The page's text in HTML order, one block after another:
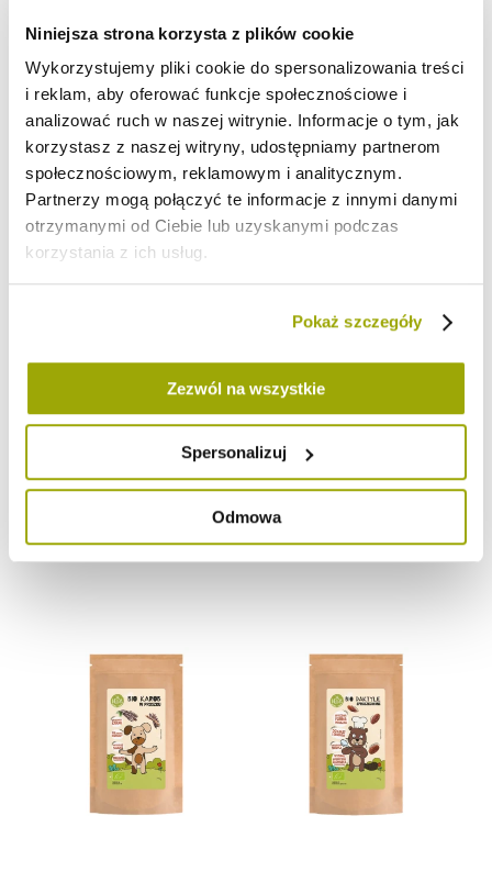
Niniejsza strona korzysta z plików cookie
Wykorzystujemy pliki cookie do spersonalizowania treści
i reklam, aby oferować funkcje społecznościowe i
analizować ruch w naszej witrynie. Informacje o tym, jak
korzystasz z naszej witryny, udostępniamy partnerom
społecznościowym, reklamowym i analitycznym.
Partnerzy mogą połączyć te informacje z innymi danymi
otrzymanymi od Ciebie lub uzyskanymi podczas
korzystania z ich usług.
Pokaż szczegóły
Zezwól na wszystkie
Spersonalizuj
Odmowa
Kraj pochodzenia:
kakao ekologiczne - Peru/Szwajcaria
Masa netto: 200 g
Wartość odżywcza na 100 g:
Wartość
energetyczna
1508
kJ/361
kcal
Tłuszcz
11 g
w tym kwasy
tłuszczowe
6,9 g
25 g
Sól
0,05 g
Inni klienci kupili również: